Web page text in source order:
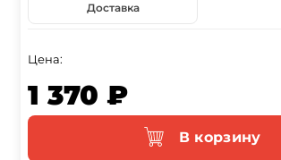
Доставка
Цена:
1 370 ₽
В корзину